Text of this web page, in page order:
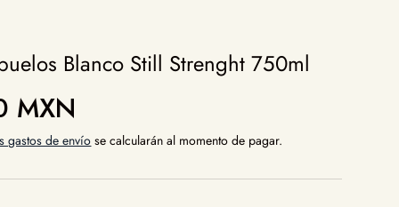
Blanco Still Strenght 750ml
MXN
gastos de envío se calcularán al momento de pagar.